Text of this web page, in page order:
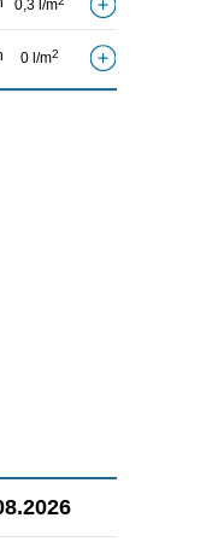
0,3 l/m
0 l/m2